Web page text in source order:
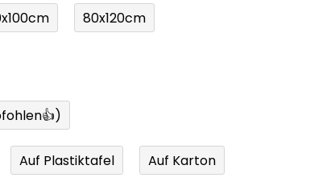
80x120cm
Auf Plastiktafel Auf Karton